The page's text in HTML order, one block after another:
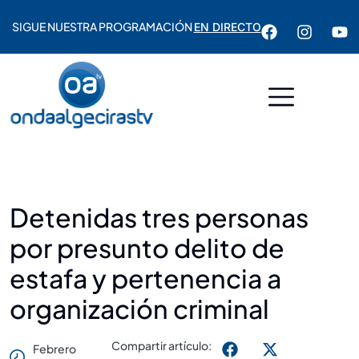
SIGUE NUESTRA PROGRAMACIÓNEN DIRECTO
Detenidas tres personas
por presunto delito de
estafa y pertenencia a
organización criminal
Febrero
Compartir artículo: